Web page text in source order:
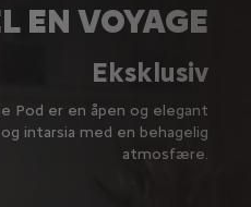
EN VOYAGE
Eksklusiv
Pod er en åpen og elegant
intarsia med en behagelig
atmosfære.